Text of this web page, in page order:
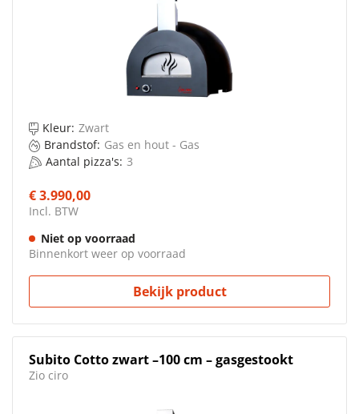
Kleur: Zwart
Brandstof: Gas en hout - Gas
Aantal pizza's: 3
€ 3.990,00
Incl. BTW
Niet op voorraad
Binnenkort weer op voorraad
Bekijk product
Subito Cotto zwart –100 cm – gasgestookt
Zio ciro